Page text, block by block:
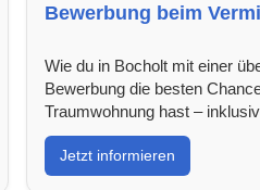
Bewerbung beim
Wie du in Bocholt mit einer
Bewerbung die besten
Traumwohnung hast –
Jetzt informieren